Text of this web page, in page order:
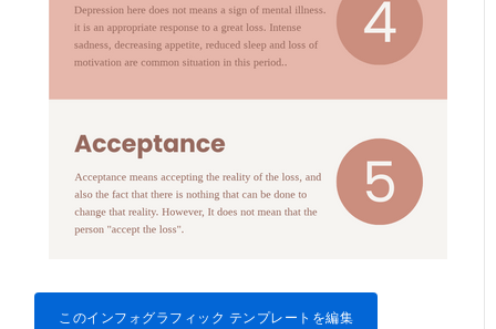
このインフォグラフィック テンプレートを編集